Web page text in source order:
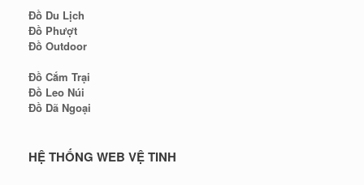
Đồ Outdoor
Đồ Cắm Trại
Đồ Leo Núi
Đồ Dã Ngoại
Army Box tại Hà Nội
Đồ lặn biển – Freedive
5.11 Tactical Store
NatureHike chính hãng
Homful chính hãng